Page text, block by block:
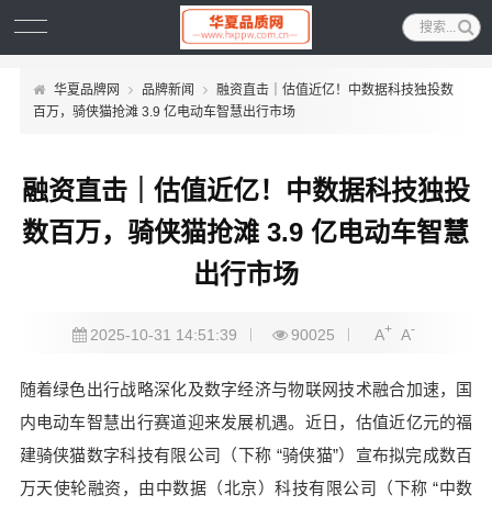
华夏品牌网 品牌新闻
融资直击｜估值近亿！中数据科技独投数
百万，骑侠猫抢滩 3.9 亿电动车智慧出行市场
融资直击｜估值近亿！中数据科技独投
数百万，骑侠猫抢滩 3.9 亿电动车智慧
出行市场
2025-10-31 14:51:39 90025 A+ A-
随着绿色出行战略深化及数字经济与物联网技术融合加速，国
内电动车智慧出行赛道迎来发展机遇。近日，估值近亿元的福
建骑侠猫数字科技有限公司（下称 “骑侠猫”）宣布拟完成数百
万天使轮融资，由中数据（北京）科技有限公司（下称 “中数